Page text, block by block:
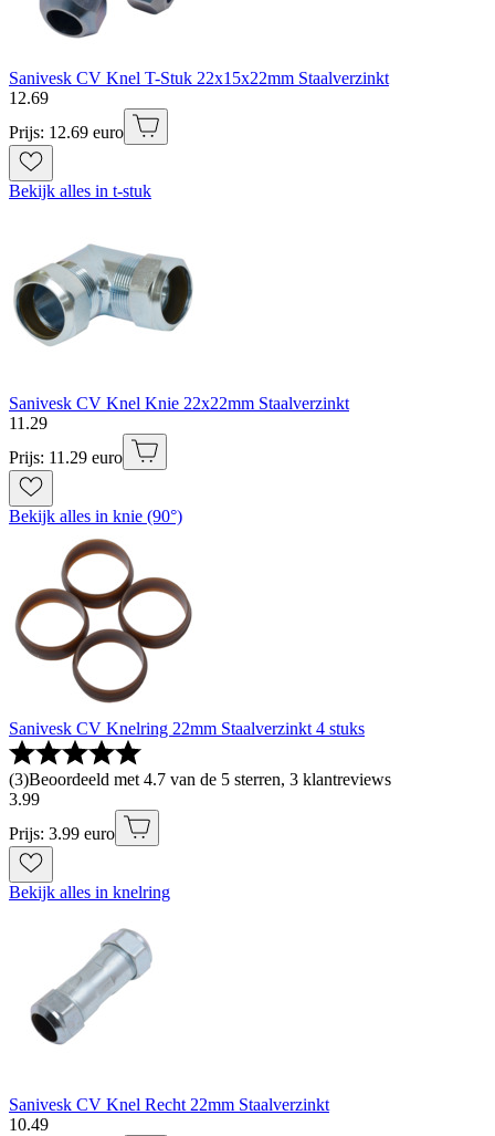
Sanivesk CV Knel T-Stuk 22x15x22mm Staalverzinkt
12.69
Prijs: 12.69 euro
Bekijk alles in t-stuk
Sanivesk CV Knel Knie 22x22mm Staalverzinkt
11 .29
Prijs: 11.29 euro
Bekijk alles in knie (90°)
Sanivesk CV Knelring 22mm Staalverzinkt 4 stuks
(3)Beoordeeld met 4.7 van de 5 sterren, 3 klantreviews
3.99
Prijs: 3.99 euro
Bekijk alles in knelring
Sanivesk CV Knel Recht 22mm Staalverzinkt
10.49